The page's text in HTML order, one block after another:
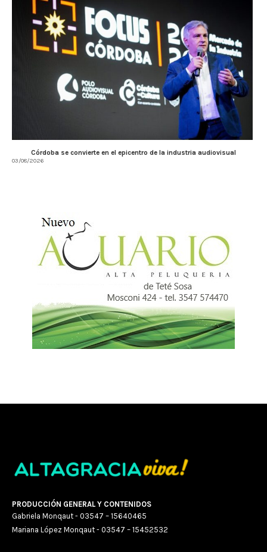
Córdoba se convierte en el epicentro de la industria audiovisual
03/08/2026
PRODUCCIÓN GENERAL Y CONTENIDOS
Gabriela Monqaut - 03547 – 15640465
Mariana López Monqaut - 03547 – 15452532